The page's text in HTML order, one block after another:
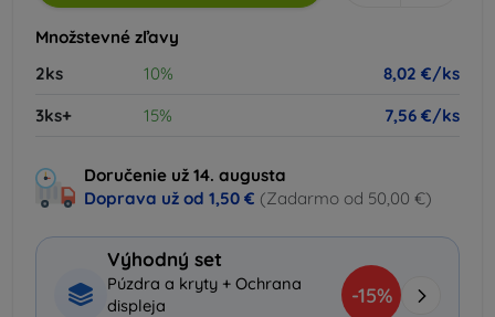
Množstevné zľavy
2ks
10%
8,02 €/ks
3ks+
15% 7,56 €/ks
Doručenie už 14. augusta
Doprava už od 1,50 € (Zadarmo od 50,00 €)
Výhodný set
Púzdra a kryty + Ochrana
displeja
-15%